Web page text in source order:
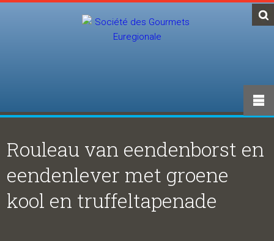
Rouleau van eendenborst en
eendenlever met groene
kool en truffeltapenade